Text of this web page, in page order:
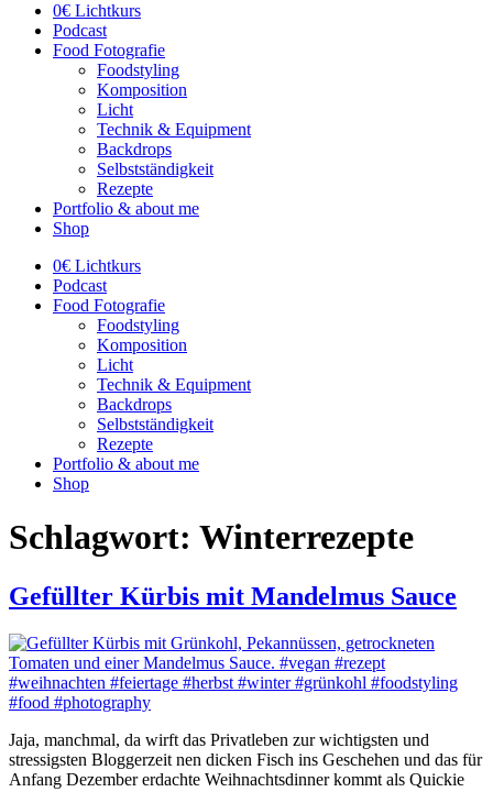
0€ Lichtkurs
Podcast
Food Fotografie
Foodstyling
Komposition
Licht
Technik & Equipment
Backdrops
Selbstständigkeit
Rezepte
Portfolio & about me
Shop
0€ Lichtkurs
Podcast
Food Fotografie
Foodstyling
Komposition
Licht
Technik & Equipment
Backdrops
Selbstständigkeit
Rezepte
Portfolio & about me
Shop
Schlagwort: Winterrezepte
Gefüllter Kürbis mit Mandelmus Sauce
Jaja, manchmal, da wirft das Privatleben zur wichtigsten und
stressigsten Bloggerzeit nen dicken Fisch ins Geschehen und das für
Anfang Dezember erdachte Weihnachtsdinner kommt als Quickie